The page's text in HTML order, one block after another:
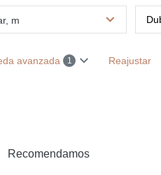
m
avanzada 1 Reajustar
Recomendamos